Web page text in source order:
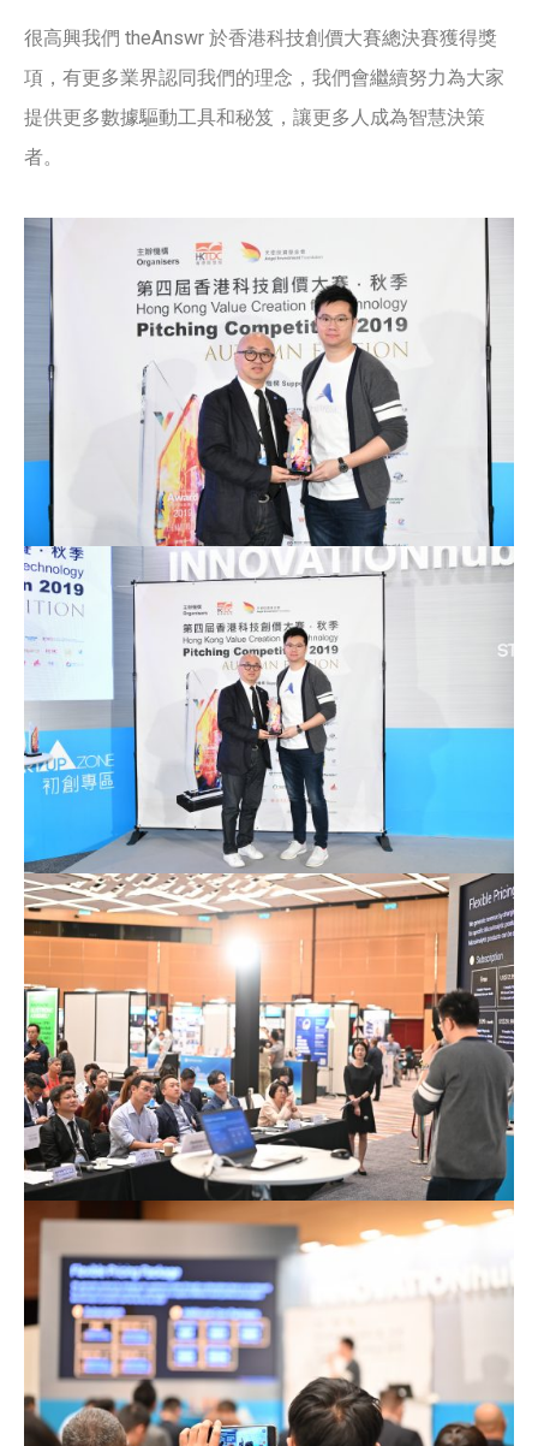
很高興我們 theAnswr 於香港科技創價大賽總決賽獲得獎
項，有更多業界認同我們的理念，我們會繼續努力為大家
提供更多數據驅動工具和秘笈，讓更多人成為智慧決策
者。